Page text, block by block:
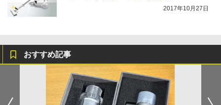
2017年10月27日
おすすめ記事